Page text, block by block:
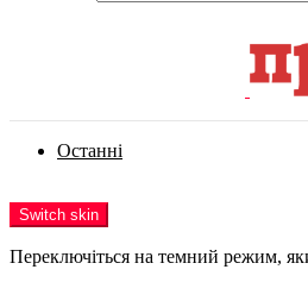
Останні
Switch skin
Переключіться на темний режим,